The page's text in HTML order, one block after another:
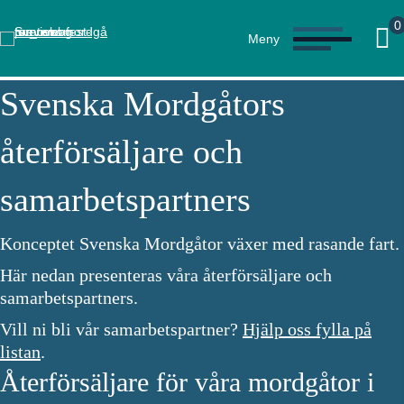
Meny
0
Svenska Mordgåtors
återförsäljare och
samarbetspartners
Konceptet Svenska Mordgåtor växer med rasande fart.
Här nedan presenteras våra återförsäljare och
samarbetspartners.
Vill ni bli vår samarbetspartner? Hjälp oss fylla på
listan.
Återförsäljare för våra mordgåtor i